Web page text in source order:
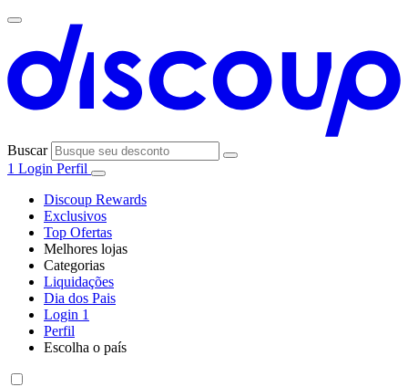
Buscar
1 Login Perfil
Discoup Rewards
Exclusivos
Top Ofertas
Melhores lojas
AliExpress
SHEIN
Categorias
Informática
Liquidações
Dia dos Pais
Login 1
Perfil
Escolha o país